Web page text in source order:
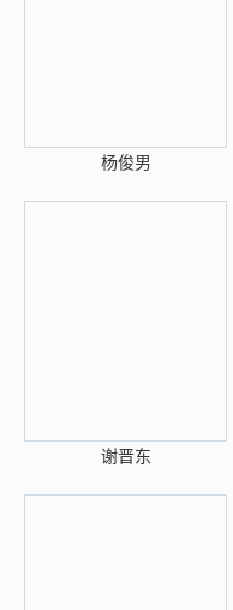
杨俊男
谢晋东